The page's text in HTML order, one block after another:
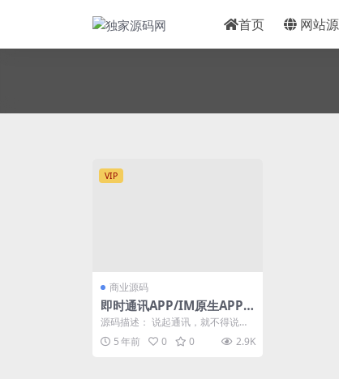
首页 网站
VIP
商业源码
即时通讯APP/IM原生APP
高仿微信/全源码无加密/带
详细的部署文档
源码描述： 说起通讯，就不得说这
款视酷了，开源即时通讯的开山鼻
祖 全源码，带全套...
5 年前 0 0 2.9K